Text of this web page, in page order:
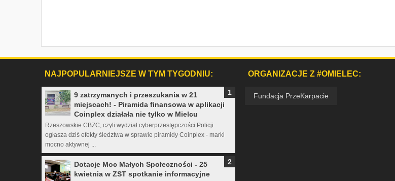
NAJPOPULARNIEJSZE W TYM TYGODNIU:
9 zatrzymanych i przeszukania w 21
miejscach! - Piramida finansowa w aplikacji
Coinplex działała nie tylko w Mielcu
Rzeszowskie CBZC, czyli wydział cyberprzestępczości Policji
ogłasza dziś efekty śledztwa w sprawie piramidy Coinplex - marki
mocno aktywnej ...
Dotacje Moc Małych Społeczności - 25
kwietnia w ZST spotkanie informacyjne
ORGANIZACJE Z #OMIELEC:
Fundacja PrzeKarpacie